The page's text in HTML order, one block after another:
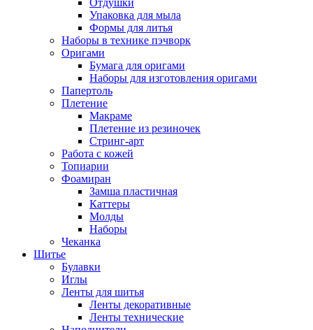
Отдушки
Упаковка для мыла
Формы для литья
Наборы в технике пэчворк
Оригами
Бумага для оригами
Наборы для изготовления оригами
Папертоль
Плетение
Макраме
Плетение из резиночек
Стринг-арт
Работа с кожей
Топиарии
Фоамиран
Замша пластичная
Каттеры
Молды
Наборы
Чеканка
Шитье
Булавки
Иглы
Ленты для шитья
Ленты декоративные
Ленты технические